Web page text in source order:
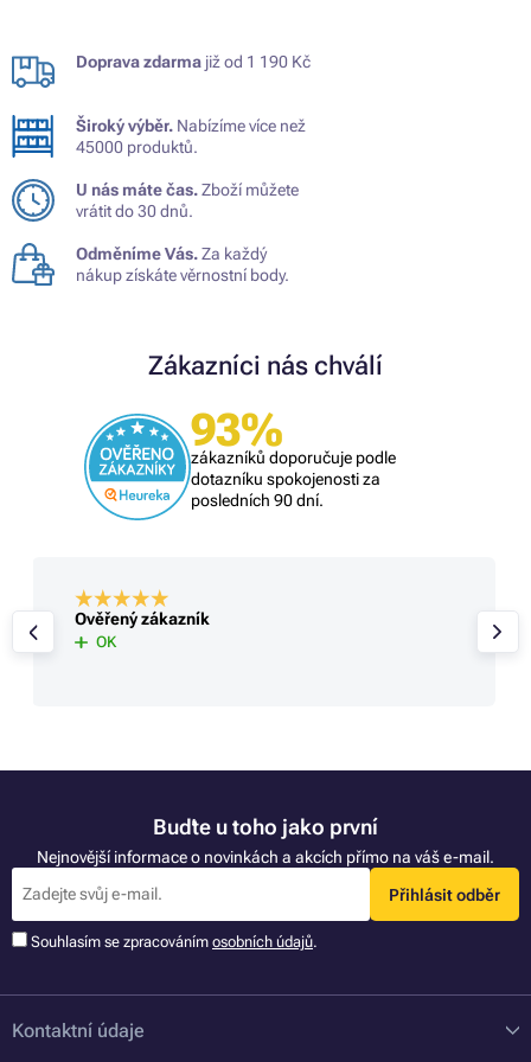
Doprava zdarma již od 1 190 Kč
Široký výběr. Nabízíme více než
45000 produktů.
U nás máte čas.Zboží můžete
vrátit do 30 dnů.
Odměníme Vás.Za každý
nákup získáte věrnostní body.
Zákazníci nás chválí
93%
zákazníků doporučuje podle
dotazníku spokojenosti za
posledních 90 dní.
Ověřený zákazník
OK
Buďte u toho jako první
Nejnovější informace o novinkách a akcích přímo na váš e-mail.
Přihlásit odběr
Souhlasím se zpracováním osobních údajů.
Kontaktní údaje